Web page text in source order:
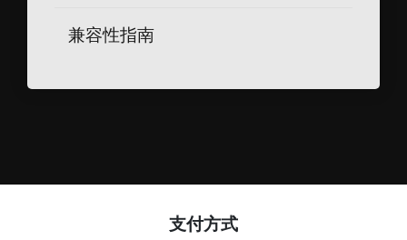
兼容性指南
支付方式